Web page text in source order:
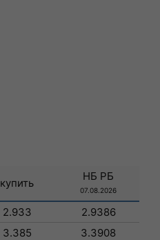
купить
НБ РБ
07.08.2026
2.933
2.9386
3.385
3.3908